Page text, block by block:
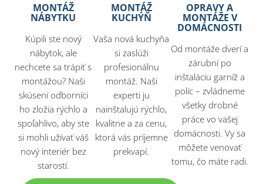
MONTÁŽ
NÁBYTKU
Kúpili ste nový
nábytok, ale
nechcete sa trápiť s
montážou? Naši
skúsení odborníci
ho zložia rýchlo a
spoľahlivo, aby ste
si mohli užívať váš
nový interiér bez
starostí.
MONTÁŽ
KUCHÝŇ
Vaša nová kuchyňa
si zaslúži
profesionálnu
montáž. Naši
experti ju
nainštalujú rýchlo,
kvalitne a za cenu,
ktorá vás príjemne
prekvapí.
OPRAVY A
MONTÁŽE V
DOMÁCNOSTI
Od montáže dverí a
zárubní po
inštaláciu garníž a
políc – zvládneme
všetky drobné
práce vo vašej
domácnosti. Vy sa
môžete venovať
tomu, čo máte radi.